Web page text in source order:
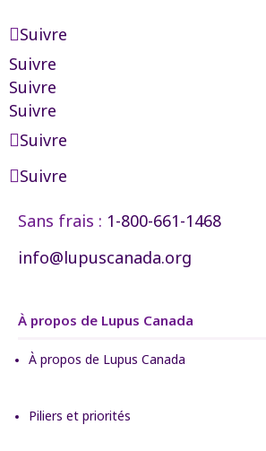
Suivre
Suivre
Suivre
Suivre
Suivre
Suivre
Sans frais : 1-800-661-1468
info@lupuscanada.org
À propos de Lupus Canada
À propos de Lupus Canada
Piliers et priorités